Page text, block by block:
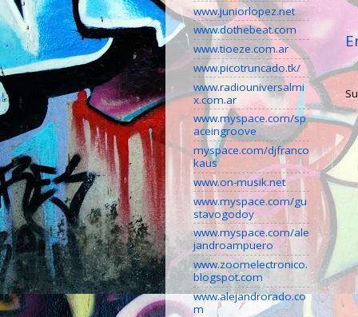
www.juniorlopez.net
www.dothebeat.com
www.tioeze.com.ar
www.picotruncado.tk/
www.radiouniversalmi
x.com.ar
www.myspace.com/sp
aceingroove
myspace.com/djfranco
kaus
www.on-musik.net
www.myspace.com/gu
stavogodoy
www.myspace.com/ale
jandroampuero
www.zoomelectronico.
blogspot.com
www.alejandrorado.co
m